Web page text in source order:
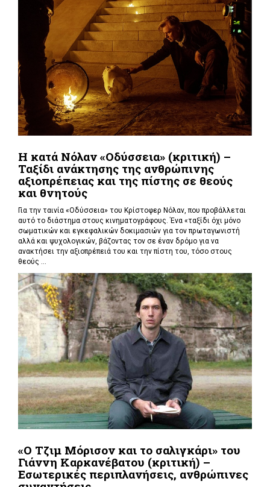
Η κατά Νόλαν «Οδύσσεια» (κριτική) –
Ταξίδι ανάκτησης της ανθρώπινης
αξιοπρέπειας και της πίστης σε θεούς
και θνητούς
Για την ταινία «Οδύσσεια» του Κρίστοφερ Νόλαν,που προβάλλεται
αυτό το διάστημα στους κινηματογράφους. Ένα «ταξίδι όχι μόνο
σωματικών και εγκεφαλικών δοκιμασιών για τον πρωταγωνιστή
αλλά και ψυχολογικών, βάζοντας τον σε έναν δρόμο για να
ανακτήσει την αξιοπρέπειά του και την πίστη του, τόσο στους
θεούς ...
«Ο Τζιμ Μόρισον και το σαλιγκάρι» του
Γιάννη Καρκανέβατου (κριτική) –
Εσωτερικές περιπλανήσεις, ανθρώπινες